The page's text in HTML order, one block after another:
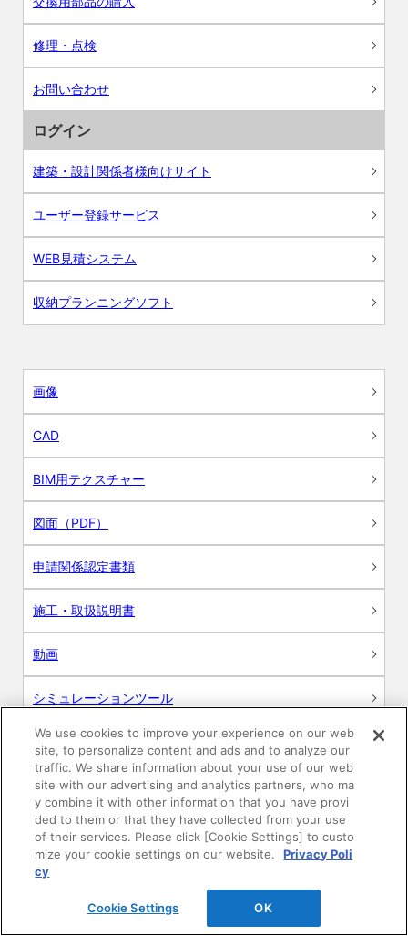
修理・点検
お問い合わせ
ログイン
建築・設計関係者様向けサイト
ユーザー登録サービス
WEB見積システム
収納プランニングソフト
画像
CAD
BIM用テクスチャー
図面（PDF）
申請関係認定書類
施工・取扱説明書
動画
シミュレーションツール
24時間換気システム〈エアスマート〉
簡易設計見積ソフト
R&Dセンター環境測定・分析サービス
商品マスター申し込み
We use cookies to improve your experience on our web
site, to personalize content and ads and to analyze our
traffic. We share information about your use of our web
site with our advertising and analytics partners, who ma
y combine it with other information that you have provi
ded to them or that they have collected from your use
of their services. Please click [Cookie Settings] to custo
mize your cookie settings on our website.
Privacy Poli
cy
Cookie Settings OK